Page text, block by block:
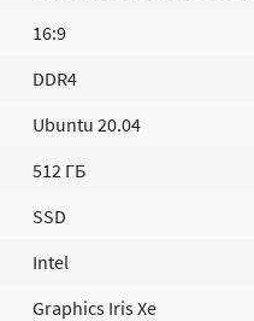
16:9
DDR4
Ubuntu 20.04
512 ГБ
SSD
Intel
Graphics Iris Xe